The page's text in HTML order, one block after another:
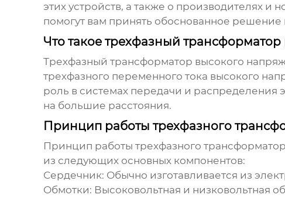
этих устройств, а также о производителях
помогут вам принять обоснованное решение
Что такое трехфазный
Трехфазный трансформатор высокого
трехфазного переменного тока высокого
роль в системах передачи и распределения
на большие расстояния.
Принцип работы трехфазного
Принцип работы трехфазного
из следующих основных компонентов:
Сердечник: Обычно изготавливается из
Обмотки: Высоковольтная и низковольтная